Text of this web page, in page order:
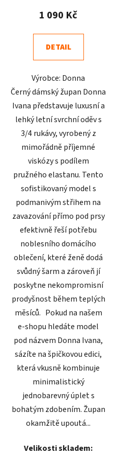
produktu
4,9
z
hvězdiček.
1 090 Kč
DETAIL
Výrobce: Donna
Černý dámský župan Donna
Ivana představuje luxusní a
lehký letní svrchní oděv s
3/4 rukávy, vyrobený z
mimořádně příjemné
viskózy s podílem
pružného elastanu. Tento
sofistikovaný model s
podmanivým střihem na
zavazování přímo pod prsy
efektivně řeší potřebu
noblesního domácího
oblečení, které ženě dodá
svůdný šarm a zároveň jí
poskytne nekompromisní
prodyšnost během teplých
měsíců. Pokud na našem
e-shopu hledáte model
pod názvem Donna Ivana,
sázíte na špičkovou edici,
která vkusně kombinuje
minimalistický
jednobarevný úplet s
bohatým zdobením. Župan
okamžitě upoutá...
Velikosti skladem: